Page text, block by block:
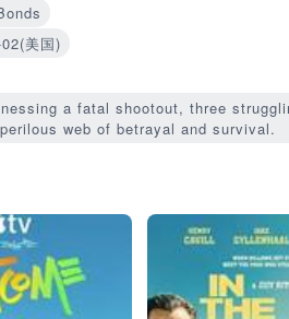
美国)
a fatal shootout, three
web of betrayal and survival.